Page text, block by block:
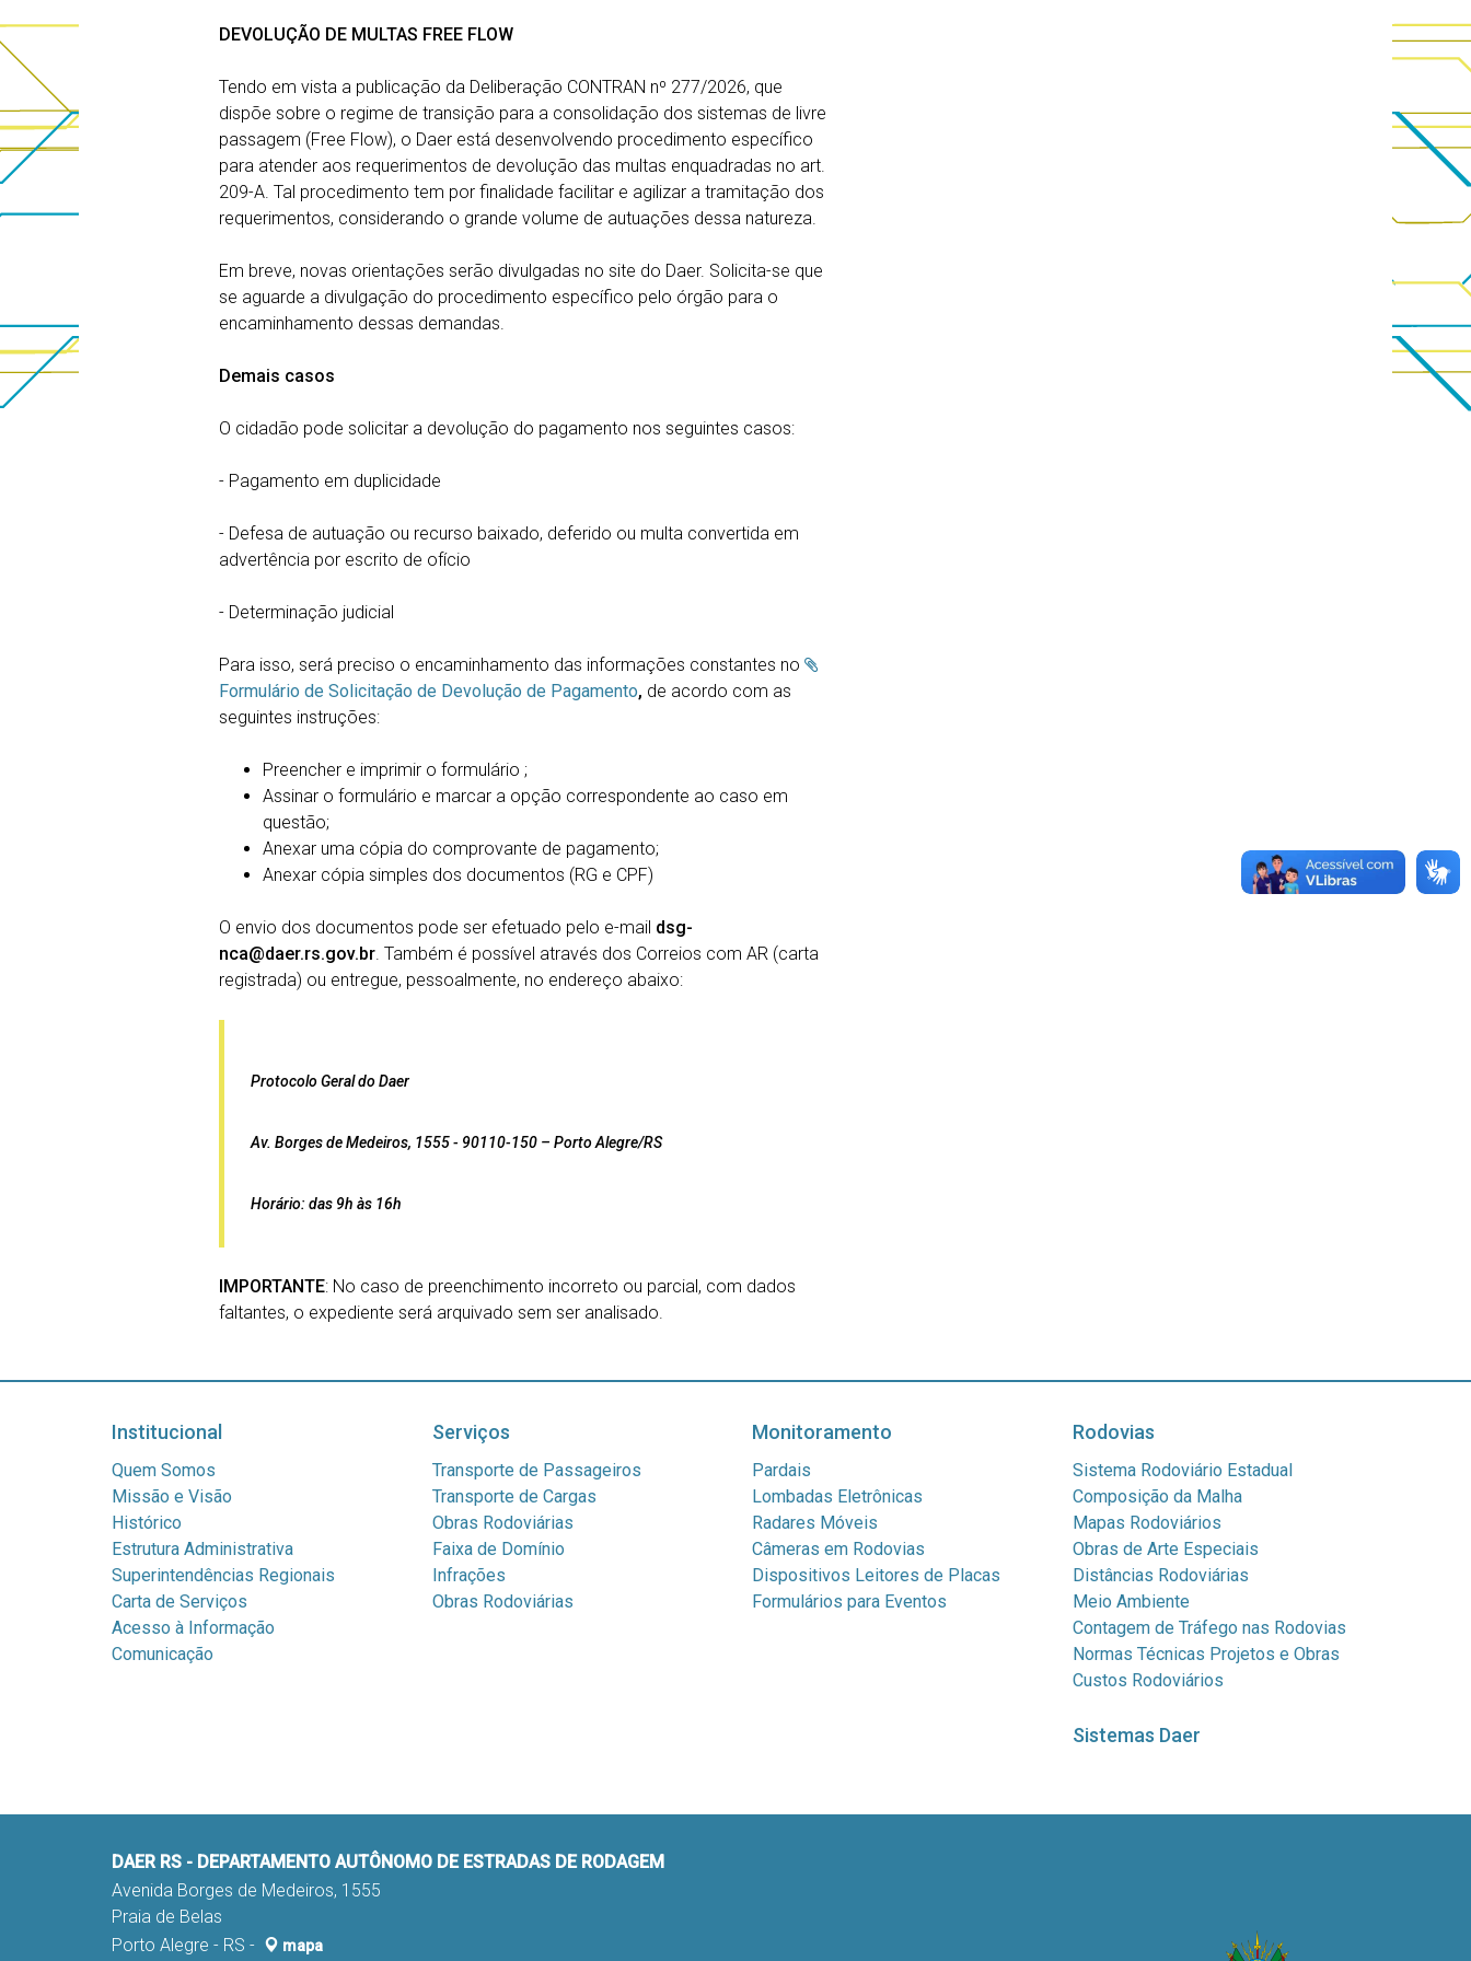
DEVOLUÇÃO DE MULTAS FREE FLOW
Tendo em vista a publicação da Deliberação CONTRAN nº 277/2026, que
dispõe sobre o regime de transição para a consolidação dos sistemas de livre
passagem (Free Flow), o Daer está desenvolvendo procedimento específico
para atender aos requerimentos de devolução das multas enquadradas no art.
209-A. Tal procedimento tem por finalidade facilitar e agilizar a tramitação dos
requerimentos, considerando o grande volume de autuações dessa natureza.
Em breve, novas orientações serão divulgadas no site do Daer. Solicita-se que
se aguarde a divulgação do procedimento específico pelo órgão para o
encaminhamento dessas demandas.
Demais casos
O cidadão pode solicitar a devolução do pagamento nos seguintes casos:
- Pagamento em duplicidade
- Defesa de autuação ou recurso baixado, deferido ou multa convertida em
advertência por escrito de ofício
- Determinação judicial
Para isso, será preciso o encaminhamento das informações constantes no
Formulário de Solicitação de Devolução de Pagamento, de acordo com as
seguintes instruções:
Preencher e imprimir o formulário ;
Assinar o formulário e marcar a opção correspondente ao caso em
questão;
Anexar uma cópia do comprovante de pagamento;
Anexar cópia simples dos documentos (RG e CPF)
O envio dos documentos pode ser efetuado pelo e-mail dsg-
nca@daer.rs.gov.br. Também é possível através dos Correios com AR (carta
registrada) ou entregue, pessoalmente, no endereço abaixo:
Protocolo Geral do Daer
Av. Borges de Medeiros, 1555 - 90110-150 – Porto Alegre/RS
Horário: das 9h às 16h
IMPORTANTE: No caso de preenchimento incorreto ou parcial, com dados
faltantes, o expediente será arquivado sem ser analisado.
Institucional
Quem Somos
Missão e Visão
Histórico
Estrutura Administrativa
Superintendências Regionais
Carta de Serviços
Acesso à Informação
Comunicação
Serviços
Transporte de Passageiros
Transporte de Cargas
Obras Rodoviárias
Faixa de Domínio
Infrações
Obras Rodoviárias
Monitoramento
Pardais
Lombadas Eletrônicas
Radares Móveis
Câmeras em Rodovias
Dispositivos Leitores de Placas
Formulários para Eventos
Rodovias
Sistema Rodoviário Estadual
Composição da Malha
Mapas Rodoviários
Obras de Arte Especiais
Distâncias Rodoviárias
Meio Ambiente
Contagem de Tráfego nas Rodovias
Normas Técnicas Projetos e Obras
Custos Rodoviários
Sistemas Daer
DAER RS - DEPARTAMENTO AUTÔNOMO DE ESTRADAS DE RODAGEM
Avenida Borges de Medeiros, 1555
Praia de Belas
Porto Alegre - RS -
mapa